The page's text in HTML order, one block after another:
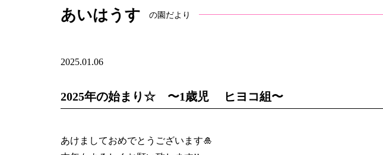
あいはうす の園だより
2025.01.06
2025年‪の始まり☆ 〜1歳児 ヒヨコ組〜
あけましておめでとうございます🎍